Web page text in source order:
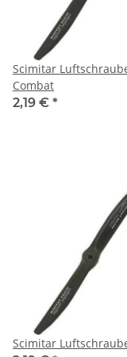
Scimitar
Combat
2,19 € *
Scimitar